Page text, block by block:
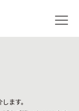
ビス
ます。